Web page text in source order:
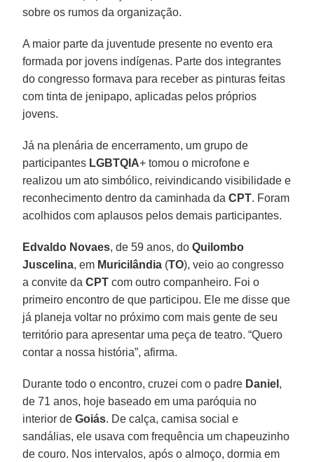
sobre os rumos da organização.
A maior parte da juventude presente no evento era
formada por jovens indígenas. Parte dos integrantes
do congresso formava para receber as pinturas feitas
com tinta de jenipapo, aplicadas pelos próprios
jovens.
Já na plenária de encerramento, um grupo de
participantes LGBTQIA+ tomou o microfone e
realizou um ato simbólico, reivindicando visibilidade e
reconhecimento dentro da caminhada daCPT. Foram
acolhidos com aplausos pelos demais participantes.
Edvaldo Novaes, de 59 anos, doQuilombo
Juscelina, em Muricilândia (TO), veio ao congresso
a convite daCPT com outro companheiro. Foi o
primeiro encontro de que participou. Ele me disse que
já planeja voltar no próximo com mais gente de seu
território para apresentar uma peça de teatro. “Quero
contar a nossa história”, afirma.
Durante todo o encontro, cruzei com o padre Daniel ,
de 71 anos, hoje baseado em uma paróquia no
interior deGoiás. De calça, camisa social e
sandálias, ele usava com frequência um chapeuzinho
de couro. Nos intervalos, após o almoço, dormia em